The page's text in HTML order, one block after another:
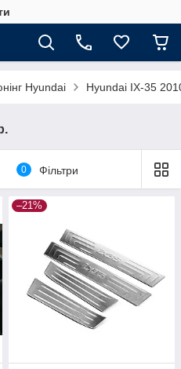
Hyundai Hyundai IX-35
0 Фільтри
–21%